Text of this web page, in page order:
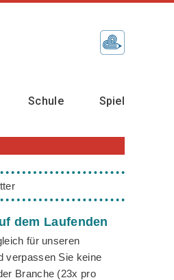
Schule Spiel
dem Laufenden
für unseren
verpassen Sie keine
Branche (23x pro